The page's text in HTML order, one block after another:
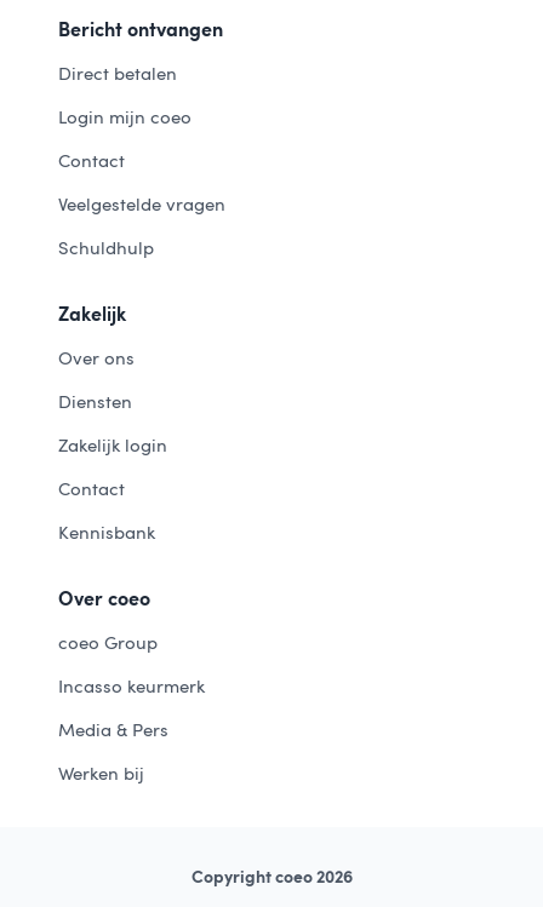
Bericht ontvangen
Direct betalen
Login mijn coeo
Contact
Veelgestelde vragen
Schuldhulp
Zakelijk
Over ons
Diensten
Zakelijk login
Contact
Kennisbank
Over coeo
coeo Group
Incasso keurmerk
Media & Pers
Werken bij
Copyright coeo 2026